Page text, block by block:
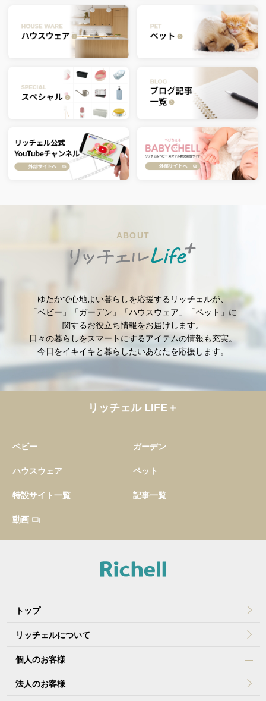
ABOUT
ゆたかで心地よい暮らしを応援するリッチェルが、
「ベビー」「ガーデン」「ハウスウェア」「ペット」に
関するお役立ち情報をお届けします。
日々の暮らしをスマートにするアイテムの情報も充実。
今日をイキイキと暮らしたいあなたを応援します。
リッチェル LIFE＋
ベビー ガーデン
ハウスウェア ペット
特設サイト一覧 記事一覧
動画
トップ
リッチェルについて
個人のお客様
法人のお客様